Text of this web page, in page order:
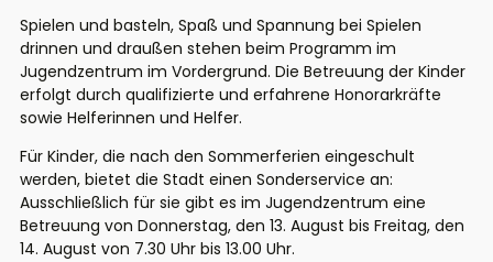
Spielen und basteln, Spaß und Spannung bei Spielen
drinnen und draußen stehen beim Programm im
Jugendzentrum im Vordergrund. Die Betreuung der Kinder
erfolgt durch qualifizierte und erfahrene Honorarkräfte
sowie Helferinnen und Helfer.
Für Kinder, die nach den Sommerferien eingeschult
werden, bietet die Stadt einen Sonderservice an:
Ausschließlich für sie gibt es im Jugendzentrum eine
Betreuung von Donnerstag, den 13. August bis Freitag, den
14. August von 7.30 Uhr bis 13.00 Uhr.